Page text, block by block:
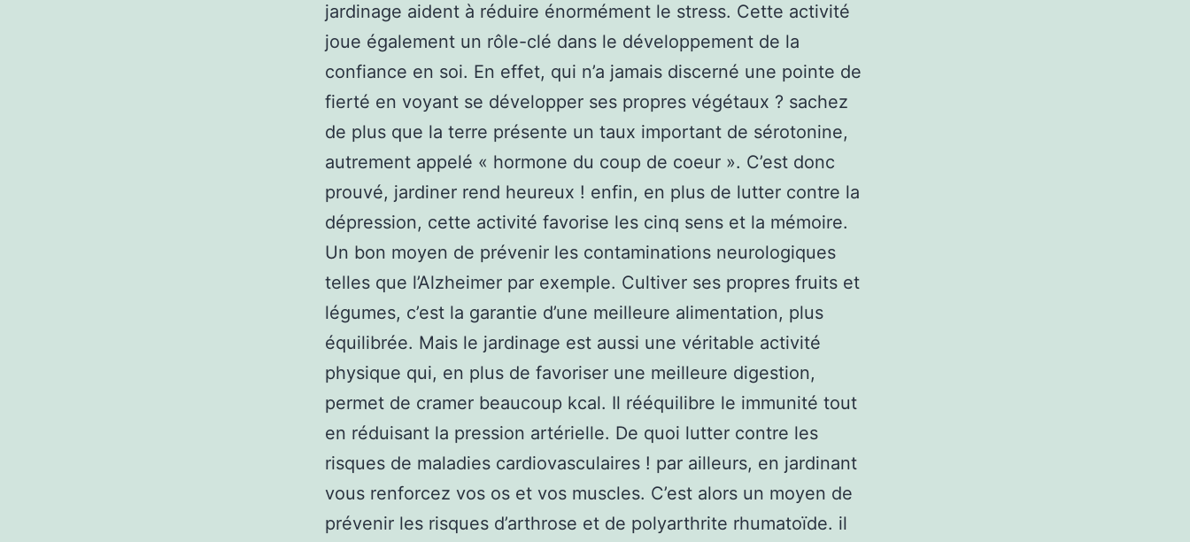
jardinage aident à réduire énormément le stress. Cette activité
joue également un rôle-clé dans le développement de la
confiance en soi. En effet, qui n’a jamais discerné une pointe de
fierté en voyant se développer ses propres végétaux ? sachez
de plus que la terre présente un taux important de sérotonine,
autrement appelé « hormone du coup de coeur ». C’est donc
prouvé, jardiner rend heureux ! enfin, en plus de lutter contre la
dépression, cette activité favorise les cinq sens et la mémoire.
Un bon moyen de prévenir les contaminations neurologiques
telles que l’Alzheimer par exemple. Cultiver ses propres fruits et
légumes, c’est la garantie d’une meilleure alimentation, plus
équilibrée. Mais le jardinage est aussi une véritable activité
physique qui, en plus de favoriser une meilleure digestion,
permet de cramer beaucoup kcal. Il rééquilibre le immunité tout
en réduisant la pression artérielle. De quoi lutter contre les
risques de maladies cardiovasculaires ! par ailleurs, en jardinant
vous renforcez vos os et vos muscles. C’est alors un moyen de
prévenir les risques d’arthrose et de polyarthrite rhumatoïde. il